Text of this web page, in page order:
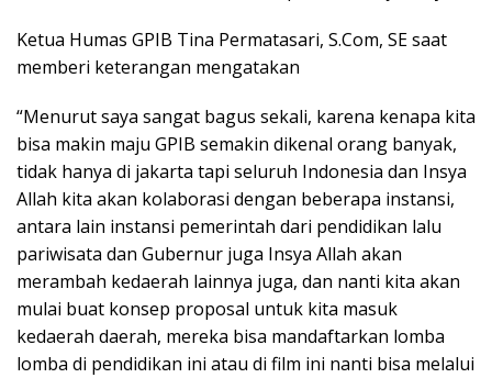
Ketua Humas GPIB Tina Permatasari, S.Com, SE saat
memberi keterangan mengatakan
“Menurut saya sangat bagus sekali, karena kenapa kita
bisa makin maju GPIB semakin dikenal orang banyak,
tidak hanya di jakarta tapi seluruh Indonesia dan Insya
Allah kita akan kolaborasi dengan beberapa instansi,
antara lain instansi pemerintah dari pendidikan lalu
pariwisata dan Gubernur juga Insya Allah akan
merambah kedaerah lainnya juga, dan nanti kita akan
mulai buat konsep proposal untuk kita masuk
kedaerah daerah, mereka bisa mandaftarkan lomba
lomba di pendidikan ini atau di film ini nanti bisa melalui